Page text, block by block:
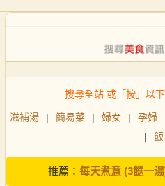
搜尋全站 或「按」以
滋補湯 | 簡易菜 | 婦女 | 孕婦
|
飯
推薦： 每天煮意 (3餸一